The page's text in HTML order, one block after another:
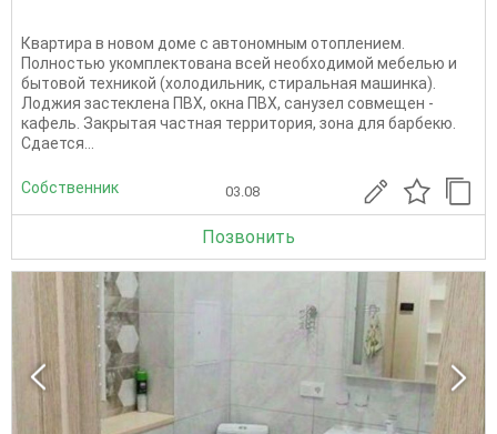
Квартира в новом доме с автономным отоплением.
Полностью укомплектована всей необходимой мебелью и
бытовой техникой (холодильник, стиральная машинка).
Лоджия застеклена ПВХ, окна ПВХ, санузел совмещен -
кафель. Закрытая частная территория, зона для барбекю.
Сдается...
Собственник 03.08
Позвонить